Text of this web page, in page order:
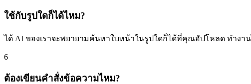
ใช้กับรูปใดก็ได้ไหม?
ได้ AI ของเราจะพยายามค้นหาใบหน้าในรูปใดก็ได้ที่คุณอัปโหลด ทำง
6
ต้องเขียนคำสั่งข้อความไหม?